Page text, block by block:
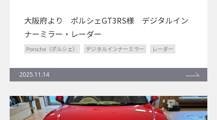
大阪府より ポルシェGT3RS様 デジタルイン
ナーミラー・レーダー
Porsche（ポルシェ） デジタルインナーミラー レーダー
2025.11.14